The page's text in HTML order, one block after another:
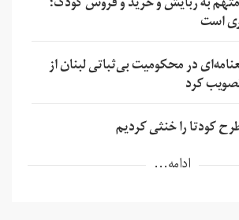
است
در محکومیت بی‌ثباتی لبنان از
کرد
کودتا را خنثی کردیم
ادامه...